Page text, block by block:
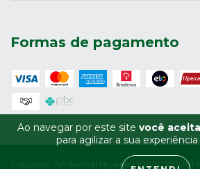
Ao navegar por este site você
para agilizar a sua
Formas de pagamento
Copyright Ambiental Higiene -